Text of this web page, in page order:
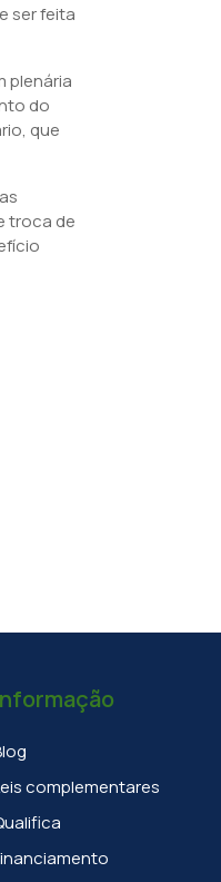
ser feita
plenária
do
que
troca de
complementares